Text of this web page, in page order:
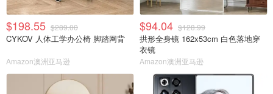
$198.55 $289.00
CYKOV 人体工学办公椅 脚踏网背
Amazon澳洲亚马逊
$94.04 $128.99
拱形全身镜 162x53cm 白色落地穿
衣镜
Amazon澳洲亚马逊